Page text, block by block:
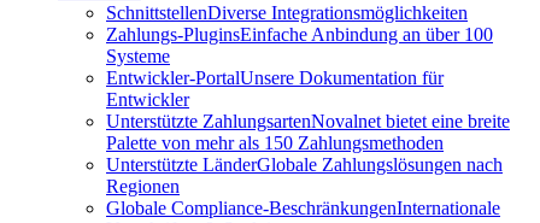
SchnittstellenDiverse Integrationsmöglichkeiten
Zahlungs-PluginsEinfache Anbindung an über 100
Systeme
Entwickler-PortalUnsere Dokumentation für
Entwickler
Unterstützte ZahlungsartenNovalnet bietet eine breite
Palette von mehr als 150 Zahlungsmethoden
Unterstützte LänderGlobale Zahlungslösungen nach
Regionen
Globale Compliance-BeschränkungenInternationale